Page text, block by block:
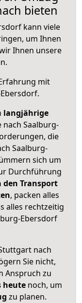
bieten
kann viele
um Ihnen
Ihnen unsere
mit
.
langjährige
nach Saalburg-
die
Saalburg-
sich um
Durchführung
den Transport
, packen alles
alles rechtzeitig
Ebersdorf
nach
Sie nicht,
Anspruch zu
heutenoch, um
zu planen.